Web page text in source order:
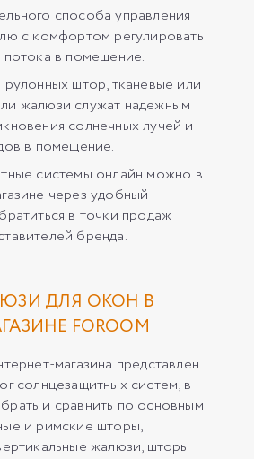
способа управления
с комфортом регулировать
потока в помещение.
рулонных штор, тканевые или
жалюзи служат надежным
солнечных лучей и
в помещение.
системы онлайн можно в
через удобный
в точки продаж
бренда.
ДЛЯ ОКОН В
FOROOM
магазина представлен
солнцезащитных систем, в
и сравнить по основным
и римские шторы,
жалюзи, шторы